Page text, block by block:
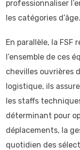
professionnaliser
les catégories d’âge.
En parallèle, la FSF
l’ensemble de ces
chevilles ouvrières
logistique, ils
les staffs
déterminant pour
déplacements, la
quotidien des